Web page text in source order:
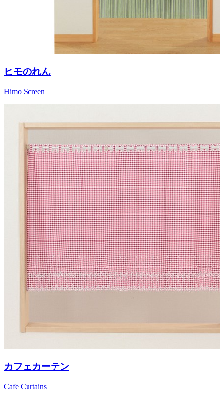
ヒモのれん
Himo Screen
カフェカーテン
Cafe Curtains